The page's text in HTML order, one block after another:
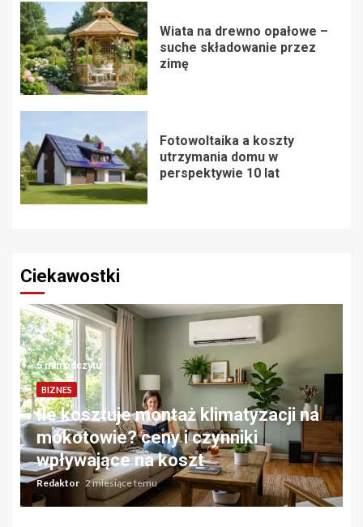
Wiata na drewno opałowe –
suche składowanie przez
zimę
Fotowoltaika a koszty
utrzymania domu w
perspektywie 10 lat
Ciekawostki
5 min odczytu
BIZNES
Ile kosztuje montaż klimatyzacji na
mokotowie? ceny i czynniki
wpływające na koszt
Redaktor 2 miesiące temu